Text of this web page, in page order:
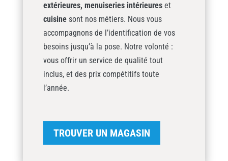
extérieures, menuiseries intérieureset
cuisinesont nos métiers. Nous vous
accompagnons de l’identification de vos
besoins jusqu’à la pose. Notre volonté :
vous offrir un service de qualité tout
inclus, et des prix compétitifs toute
l’année.
TROUVER UN MAGASIN